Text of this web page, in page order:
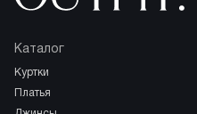
Каталог
куртки
платья